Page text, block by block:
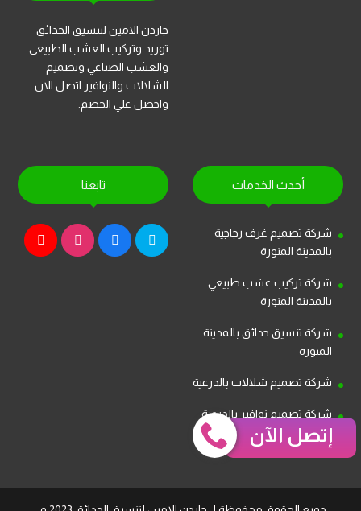
جاردن الامين لتنسيق الحدائق
توريد وتركيب العشب الطبيعي
والعشب الصناعي وتصميم
الشلالات والنوافير اتصل الان
واحصل علي الخصم.
أحدث الخدمات
شركة تصميم غرف زجاجية
بالمدينة المنورة
شركة تركيب عشب طبيعي
بالمدينة المنورة
شركة تنسيق حدائق بالمدينة
المنورة
شركة تصميم شلالات بالدرعية
شركة تصميم نوافير بالدرعية
تابعنا
إتصل الآن